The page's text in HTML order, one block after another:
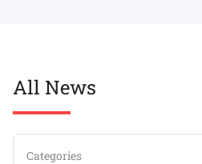
All News
Categories